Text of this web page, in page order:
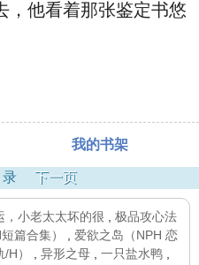
他看着那张鉴定书悠
我的书架
录 下一页
，小老太太坏的很
极品攻心法
篇合集）
爱欲之岛（NPH 恋
H） 异形之母 一只盐水鸭